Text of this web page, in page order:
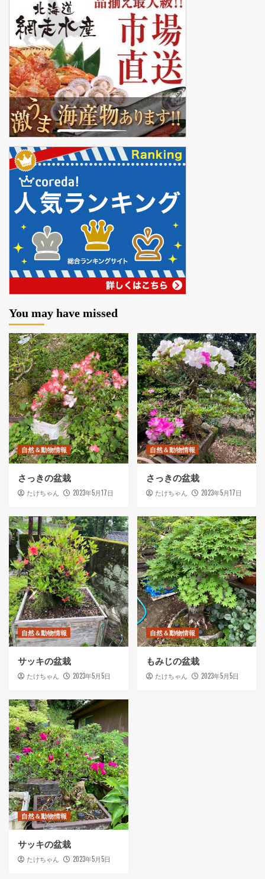
You may have missed
自然＆動物情報
さっきの盆栽
たけちゃん 2023年5月17日
自然＆動物情報
さっきの盆栽
たけちゃん 2023年5月17日
自然＆動物情報
サッキの盆栽
たけちゃん 2023年5月5日
自然＆動物情報
もみじの盆栽
たけちゃん 2023年5月5日
自然＆動物情報
サッキの盆栽
たけちゃん 2023年5月5日